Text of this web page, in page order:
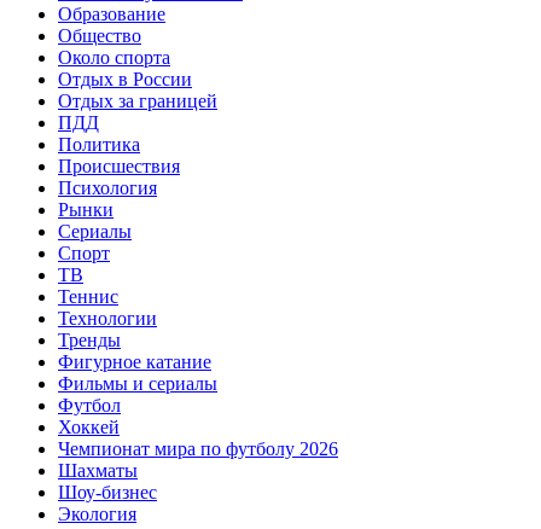
Образование
Общество
Около спорта
Отдых в России
Отдых за границей
ПДД
Политика
Происшествия
Психология
Рынки
Сериалы
Спорт
ТВ
Теннис
Технологии
Тренды
Фигурное катание
Фильмы и сериалы
Футбол
Хоккей
Чемпионат мира по футболу 2026
Шахматы
Шоу-бизнес
Экология